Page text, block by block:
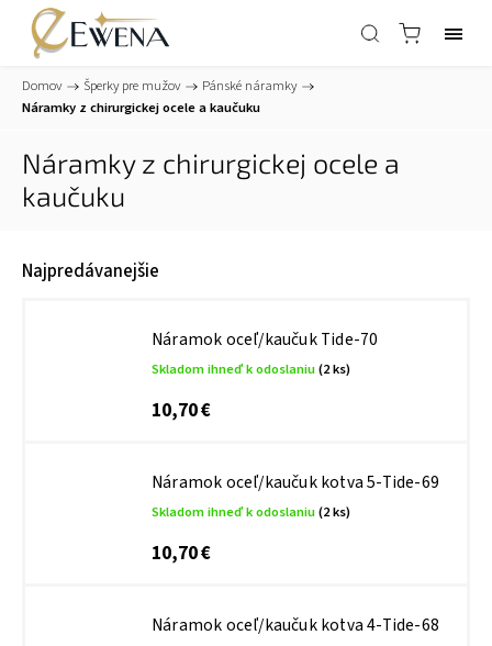
Domov / Šperky pre mužov / Pánské náramky /
Náramky z chirurgickej ocele a kaučuku
Náramky z chirurgickej ocele a
kaučuku
Najpredávanejšie
Náramok oceľ/kaučuk Tide-70
Skladom ihneď k odoslaniu(2 ks)
10,70 €
Náramok oceľ/kaučuk kotva 5-Tide-69
Skladom ihneď k odoslaniu(2 ks)
10,70 €
Náramok oceľ/kaučuk kotva 4-Tide-68